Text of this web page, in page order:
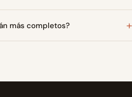
más completos?